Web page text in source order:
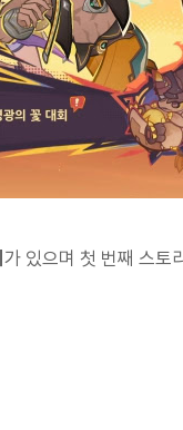
가 있으며 첫 번째 스토